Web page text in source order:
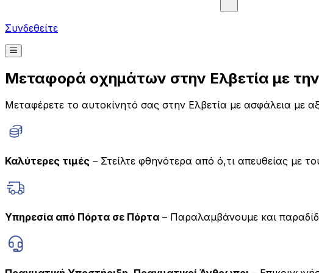
Συνδεθείτε
Μεταφορά οχημάτων στην Ελβετία με
Μεταφέρετε το αυτοκίνητό σας στην Ελβετία με ασφάλεια με
Καλύτερες τιμές – Στείλτε φθηνότερα από ό,τι απευθείας με
Υπηρεσία από Πόρτα σε Πόρτα – Παραλαμβάνουμε και